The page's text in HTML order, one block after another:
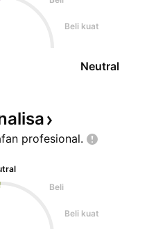
Beli kuat
Neutral
profesional.
Beli
Beli kuat